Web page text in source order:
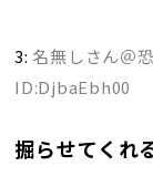
3:名無しさん＠
ID:DjbaEbh00
掘らせてくれ